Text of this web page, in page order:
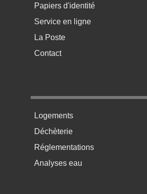
Papiers d'identité
Service en ligne
La Poste
Contact
Menu pratique bas de page 2
Logements
Déchèterie
Réglementations
Analyses eau